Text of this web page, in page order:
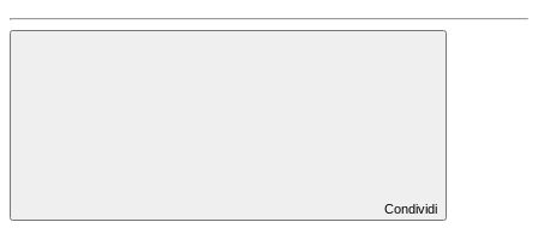
Condividi